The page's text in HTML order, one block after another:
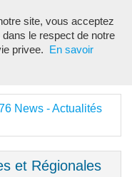
News - Actualités
et Régionales
site, vous acceptez
le respect de notre
privee.
En savoir